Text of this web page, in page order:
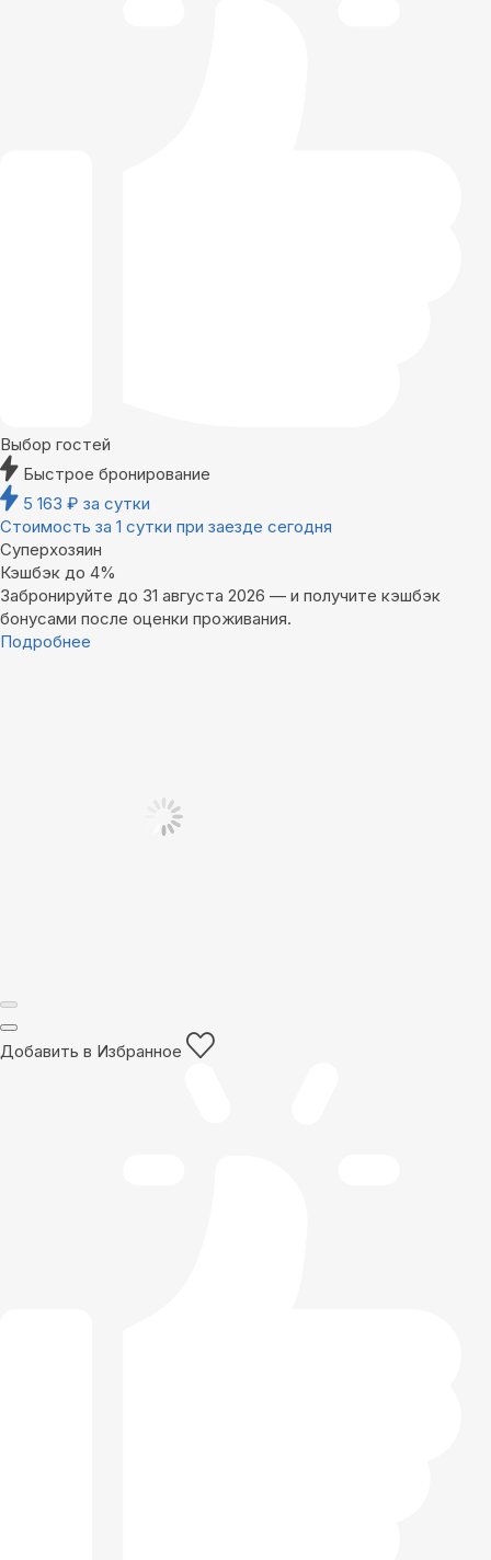
Выбор гостей
Быстрое бронирование
5 163 ₽ за сутки
Стоимость за 1 сутки при заезде сегодня
Суперхозяин
Кэшбэк до 4%
Забронируйте до 31 августа 2026 — и получите кэшбэк
бонусами после оценки проживания.
Подробнее
Добавить в Избранное